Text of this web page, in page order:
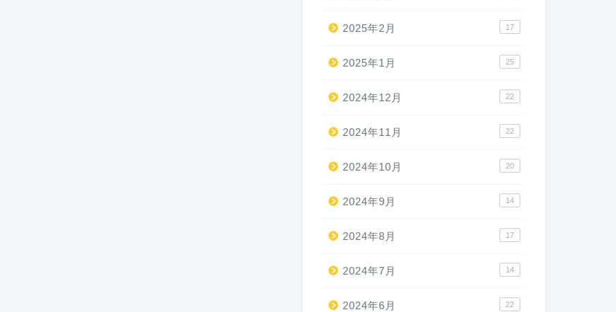
2025年2月 17
2025年1月 25
2024年12月 22
2024年11月 22
2024年10月 20
2024年9月 14
2024年8月 17
2024年7月 14
2024年6月 22